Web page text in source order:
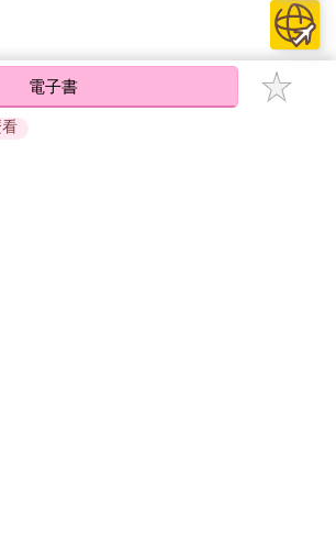
→電子書服務「我的e書櫃」，點選線上
。
電子書